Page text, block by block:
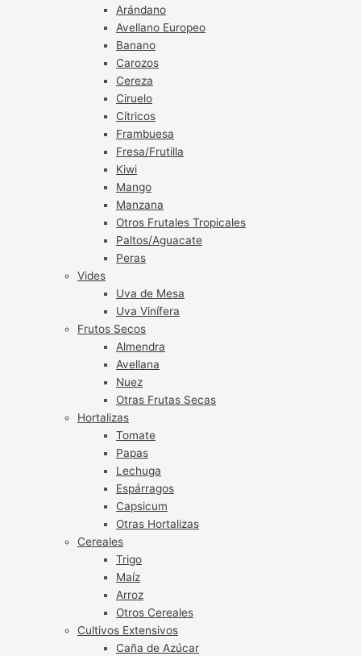
Arándano
Avellano Europeo
Banano
Carozos
Cereza
Ciruelo
Cítricos
Frambuesa
Fresa/Frutilla
Kiwi
Mango
Manzana
Otros Frutales Tropicales
Paltos/Aguacate
Peras
Vides
Uva de Mesa
Uva Vinífera
Frutos Secos
Almendra
Avellana
Nuez
Otras Frutas Secas
Hortalizas
Tomate
Papas
Lechuga
Espárragos
Capsicum
Otras Hortalizas
Cereales
Trigo
Maíz
Arroz
Otros Cereales
Cultivos Extensivos
Caña de Azúcar